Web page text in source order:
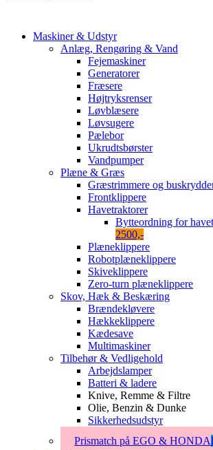
Maskiner & Udstyr
Anlæg, Rengøring & Vand
Fejemaskiner
Generatorer
Fræsere
Højtryksrenser
Løvblæsere
Løvsugere
Pælebor
Ukrudtsbørster
Vandpumper
Plæne & Græs
Græstrimmere og
Frontklippere
Havetraktorer
Bytteordning for
2500,-
Plæneklippere
Robotplæneklippere
Skiveklippere
Zero-turn plæneklippere
Skov, Hæk & Beskæring
Brændekløvere
Hækkeklippere
Kædesave
Multimaskiner
Tilbehør & Vedligehold
Arbejdslamper
Batteri & ladere
Knive, Remme & Filtre
Olie, Benzin & Dunke
Sikkerhedsudstyr
Prismatch på EGO & HONDA